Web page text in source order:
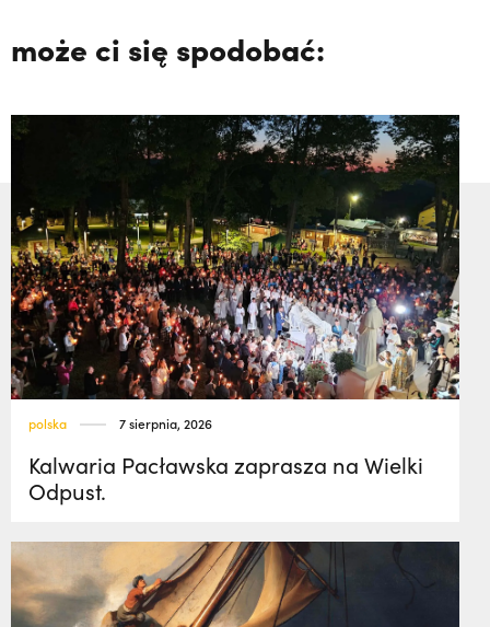
może ci się spodobać:
polska 7 sierpnia, 2026
Kalwaria Pacławska zaprasza na Wielki
Odpust.